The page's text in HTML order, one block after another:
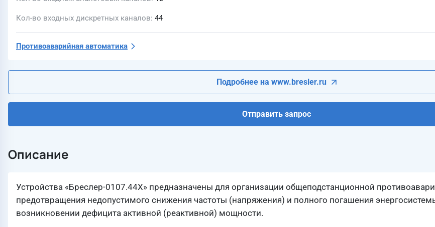
Кол-во входных дискретных каналов 44
Противоаварийная автоматика
Подробнее на www.bresler.ru
Отправить запрос
Описание
Устройства «Бреслер-0107.44X» предназначены для организации общеподстанционной
предотвращения недопустимого снижения частоты (напряжения) и полного погашения
возникновении дефицита активной (реактивной) мощности.